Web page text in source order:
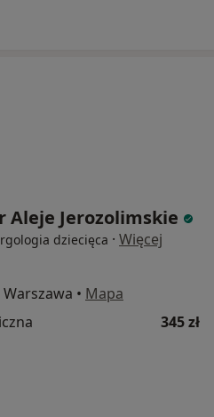
Aleje Jerozolimskie
dziecięca · Więcej
• Mapa
345 zł